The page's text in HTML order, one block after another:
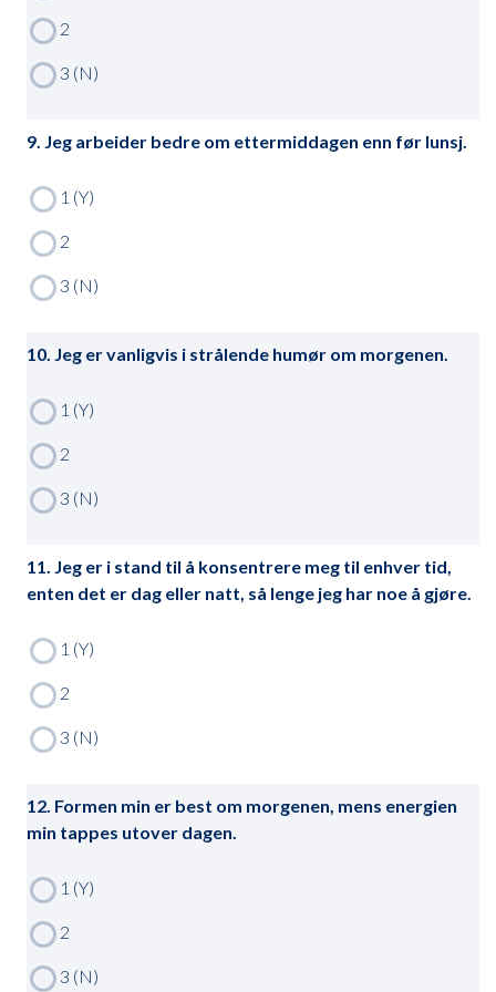
9. Jeg arbeider bedre om ettermiddagen enn før lunsj.
10. Jeg er vanligvis i strålende humør om morgenen.
11. Jeg er i stand til å konsentrere meg til enhver tid,
enten det er dag eller natt, så lenge jeg har noe å gjøre.
12. Formen min er best om morgenen, mens energien
min tappes utover dagen.